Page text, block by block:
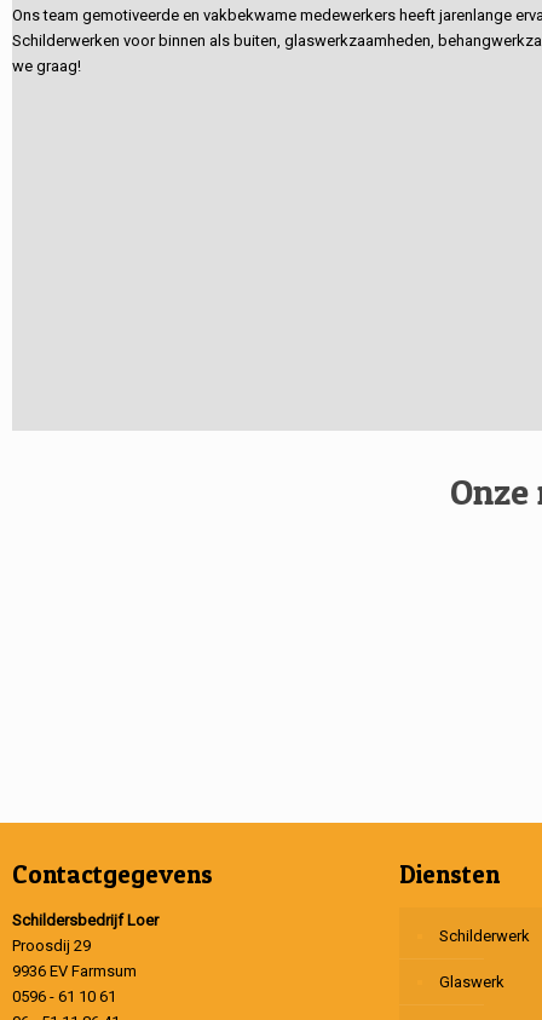
Ons team gemotiveerde en vakbekwame medewerkers heeft jarenlange
Schilderwerken voor binnen als buiten, glaswerkzaamheden,
we graag!
Contactgegevens
Schildersbedrijf Loer
Proosdij 29
9936 EV Farmsum
0596 - 61 10 61
Diensten
Schilderwerk
Glaswerk